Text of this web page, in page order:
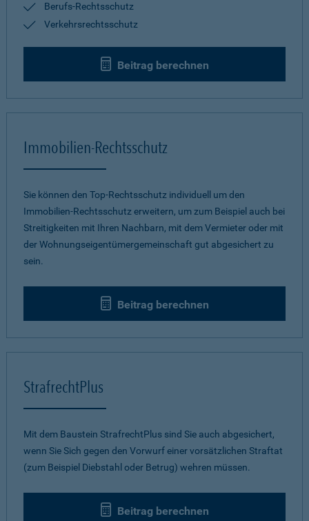
Berufs-Rechtsschutz
Verkehrsrechtsschutz
Beitrag berechnen
Immobilien-Rechtsschutz
Sie können den Top-Rechtsschutz individuell um den
Immobilien-Rechtsschutz erweitern, um zum Beispiel auch bei
Streitigkeiten mit Ihren Nachbarn, mit dem Vermieter oder mit
der Wohnungseigentümergemeinschaft gut abgesichert zu
sein.
Beitrag berechnen
StrafrechtPlus
Mit dem Baustein StrafrechtPlus sind Sie auch abgesichert,
wenn Sie Sich gegen den Vorwurf einer vorsätzlichen Straftat
(zum Beispiel Diebstahl oder Betrug) wehren müssen.
Beitrag berechnen